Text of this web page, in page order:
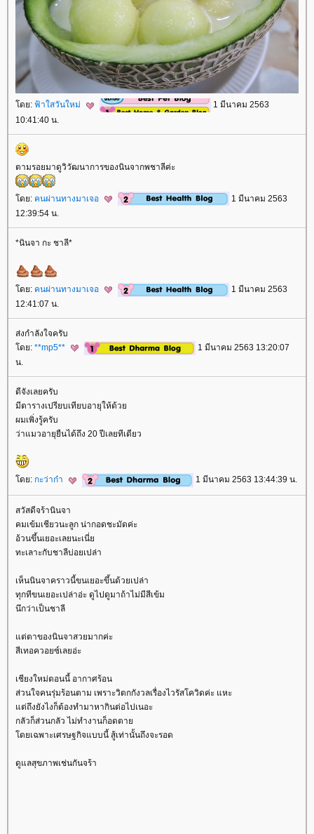
ดย: ฟ้าใสวันใหม่
1 มีนาคม 2563
10:41:40 น.
ตามรอยมาดูวิวัฒนาการของนินจากพชาลีค่ะ
ดย: คนผ่านทางมาเจอ
1 มีนาคม 2563
12:39:54 น.
*นินจา กะ ชาลี*
ดย: คนผ่านทางมาเจอ
1 มีนาคม 2563
12:41:07 น.
ส่งกำลังใจครับ
ดย: **mp5**
1 มีนาคม 2563 13:20:07
น.
ดีจังเลยครับ
มีตารางเปรียบเทียบอายุให้ด้ว
ผมเพิ่งรู้ครับ
ว่าแมวอายุยืนได้ถึง 20 ปีเลยทีเดียว
ดย: กะว่าก๋า 1 มีนาคม 2563 13:44:39 น.
สวัสดีจร้านินจา
คมเข้มเชียวนะลูก น่ากอดชะมัดค่ะ
อ้วนขึ้นเยอะเลยนะเนี่
ทะเลาะกับชาลีบ่อยเปล่า
เห็นนินจาคราวนี้ขนเยอะขึ้นด้วยเปล่า
ทุกทีขนเยอะเปล่าอ่ะ ดูไปดูมาถ้าไม่มีสีเข้ม
นึกว่าเป็นชาลี
ต่ตาของนินจาสวยมากค่ะ
สีเทอควอยซ์เลยอ่ะ
เชียงใหม่ตอนนี้ อากาศร้อน
ส่วนใจคนรุ่มร้อนตาม เพราะวิตกกังวลเรื่องไวรัสโควิดค่ะ แหะ
ต่ถึงยังไงก็ต้องทำมาหากินต่อไปเนอะ
กลัวก็ส่วนกลัว ไม่ทำงานก็อดตา
ดยเฉพาะเศรษฐกิจแบบนี้ สู้เท่านั้นถึงจะรอด
ดูแลสุขภาพเช่นกันจร้า